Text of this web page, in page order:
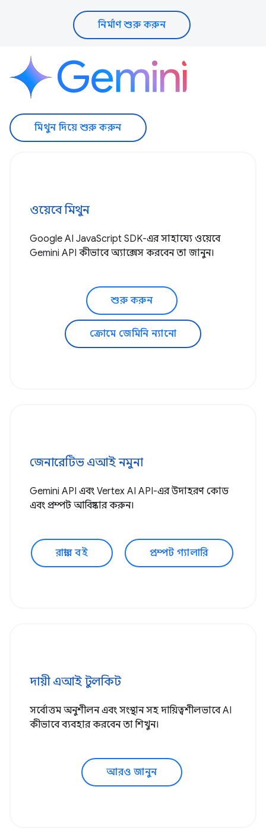
নির্মাণ শুরু করুন
মিথুন দিয়ে শুরু করুন
ওয়েবে মিথুন
Google AI JavaScript SDK-এর সাহায্যে ওয়েবে
Gemini API কীভাবে অ্যাক্সেস করবেন তা জানুন।
শুরু করুন
ক্রোমে জেমিনি ন্যানো
জেনারেটিভ এআই নমুনা
Gemini API এবং Vertex AI API-এর উদাহরণ কোড
এবং প্রম্পট আবিষ্কার করুন।
রান্নার বই প্রম্পট গ্যালারি
দায়ী এআই টুলকিট
সর্বোত্তম অনুশীলন এবং সংস্থান সহ দায়িত্বশীলভাবে AI
কীভাবে ব্যবহার করবেন তা শিখুন।
আরও জানুন